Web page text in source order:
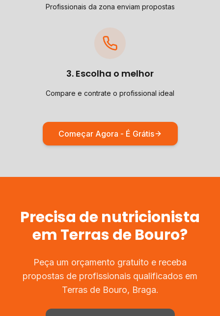
Profissionais da zona enviam propostas
3. Escolha o melhor
Compare e contrate o profissional ideal
Começar Agora - É Grátis
Precisa denutricionista
em Terras de Bouro?
Peça um orçamento gratuito e receba
propostas de profissionais qualificados em
Terras de Bouro, Braga.